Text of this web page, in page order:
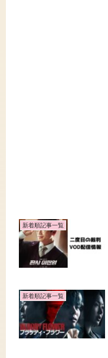
新着順記事一覧
新着順記事一覧